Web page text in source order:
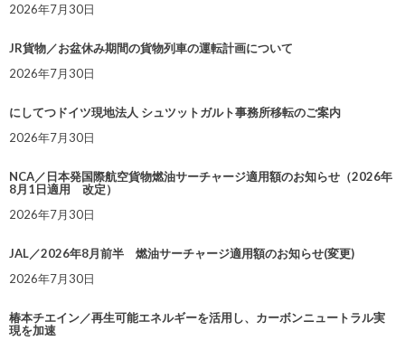
2026年7月30日
JR貨物／お盆休み期間の貨物列車の運転計画について
2026年7月30日
にしてつドイツ現地法人 シュツットガルト事務所移転のご案内
2026年7月30日
NCA／日本発国際航空貨物燃油サーチャージ適用額のお知らせ（2026年
8月1日適用 改定）
2026年7月30日
JAL／2026年8月前半 燃油サーチャージ適用額のお知らせ(変更)
2026年7月30日
椿本チエイン／再生可能エネルギーを活用し、カーボンニュートラル実
現を加速